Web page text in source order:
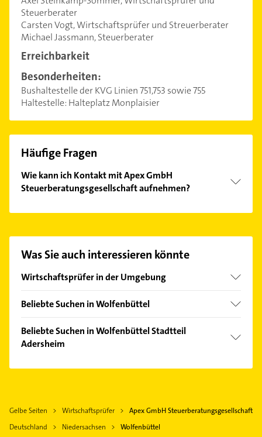
Steuerberater
Carsten Vogt, Wirtschaftsprüfer und Streuerberater
Michael Jassmann, Steuerberater
Erreichbarkeit
Besonderheiten:
Bushaltestelle der KVG Linien 751,753 sowie 755
Haltestelle: Halteplatz Monplaisier
Häufige Fragen
Wie kann ich Kontakt mit Apex GmbH
Steuerberatungsgesellschaft aufnehmen?
auswählen. Hier finden Sie alleKontaktdaten
Was Sie auch interessieren könnte
Wirtschaftsprüfer in der Umgebung
Braunschweig
Beliebte Suchen in Wolfenbüttel
Elektroinstallation
Elektriker
Gebäudereinigung
Hausarzt
Beliebte Suchen in Wolfenbüttel Stadtteil
Adersheim
Immobilien
Immobilienmakler
Gelbe Seiten Wirtschaftsprüfer
Apex GmbH Steuerberatungsgesellschaft
Deutschland
Niedersachsen Wolfenbüttel